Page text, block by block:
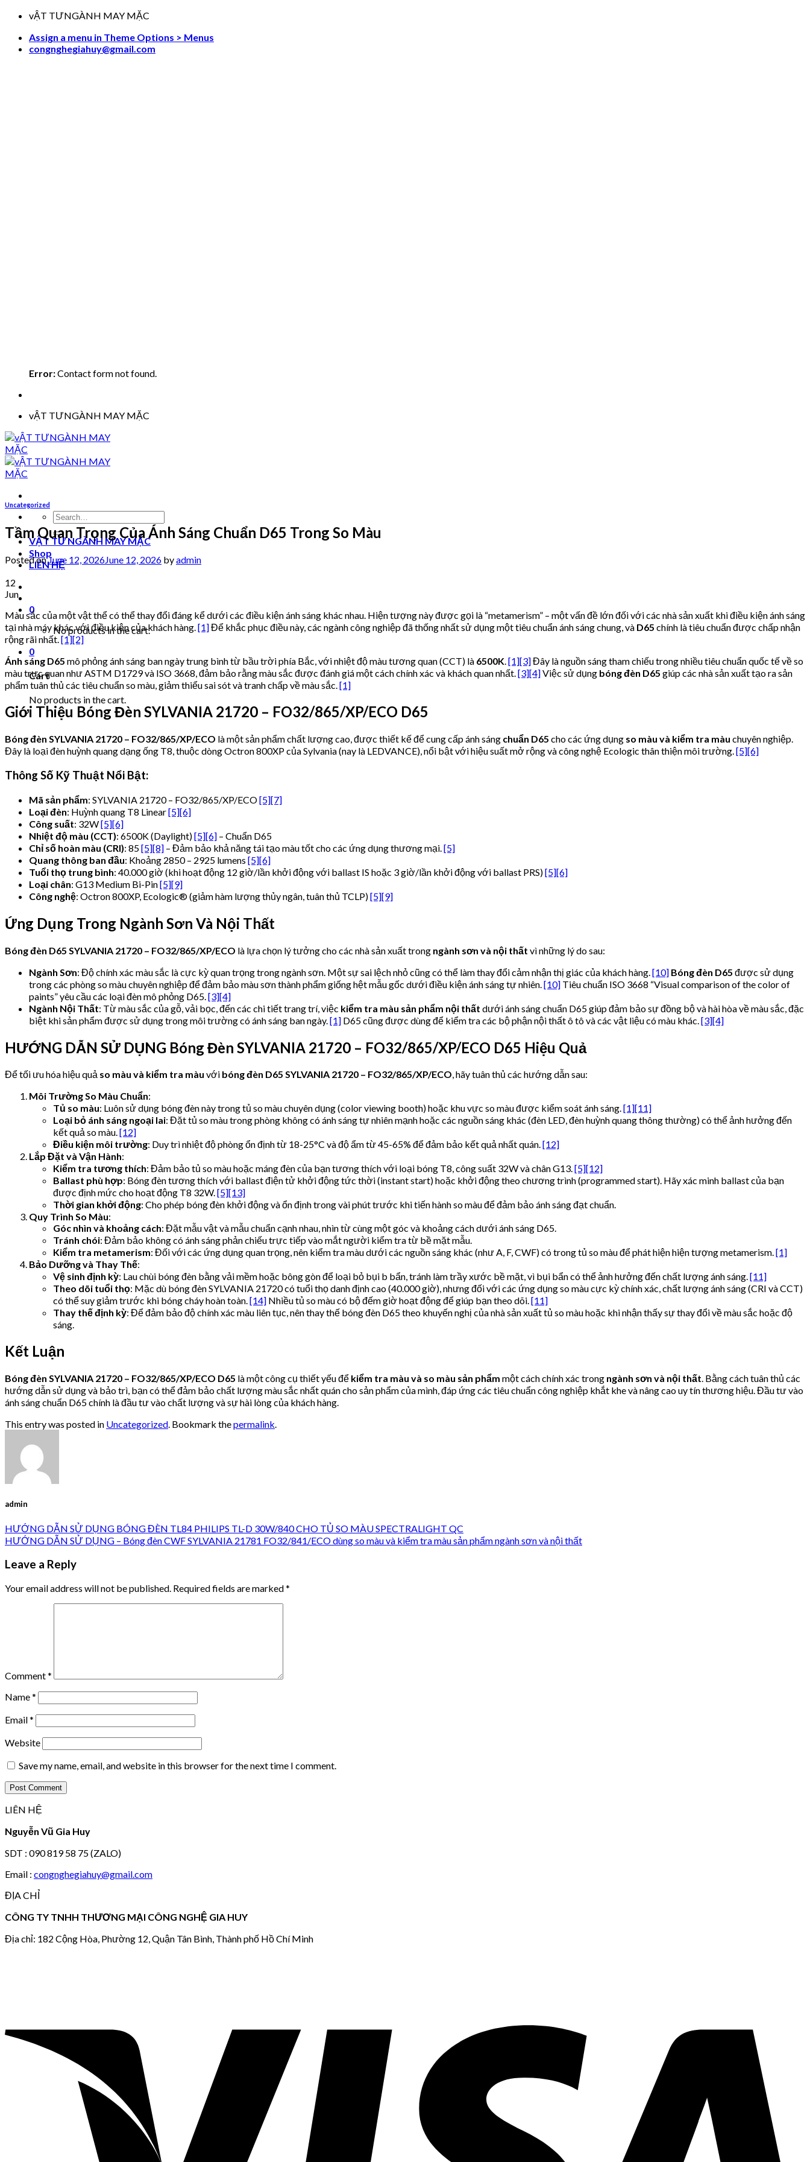
Skip
content
vẬT TƯNGÀNH MAY MẶC
Assign a menu in Theme Options > Menus
congnghegiahuy@gmail.com
Error:Contact form not found.
vẬT TƯNGÀNH MAY MẶC
Search
for:
VẬT TƯ NGÀNH MAY MẶC
Shop
LIÊN HỆ
0
No products in the cart.
0
Cart
No products in the cart.
Uncategorized
Tầm Quan Trọng Của Ánh Sáng Chuẩn D65 Trong So Màu
Posted onJune 12, 2026June 12, 2026 byadmin
12
Jun
Màu sắc của một vật thể có thể thay đổi đáng kể dưới các điều kiện ánh sáng khác nhau. Hiện tượng này được gọi là “metamerism” – một vấn đề lớn đối với các nhà sản xuất khi điều kiện ánh sáng
tại nhà máy khác với điều kiện của khách hàng. [1]Để khắc phục điều này, các ngành công nghiệp đã thống nhất sử dụng một tiêu chuẩn ánh sáng chung, và D65 chính là tiêu chuẩn được chấp nhận
rộng rãi nhất. [1][2]
Ánh sáng D65 mô phỏng ánh sáng ban ngày trung bình từ bầu trời phía Bắc, với nhiệt độ màu tương quan (CCT) là 6500K [1][3]Đây là nguồn sáng tham chiếu trong nhiều tiêu chuẩn quốc tế về so
màu trực quan như ASTM D1729 và ISO 3668, đảm bảo rằng màu sắc được đánh giá một cách chính xác và khách quan nhất. [3][4]Việc sử dụng bóng đèn D65 giúp các nhà sản xuất tạo ra sản
phẩm tuân thủ các tiêu chuẩn so màu, giảm thiểu sai sót và tranh chấp về màu sắc. [1]
Giới Thiệu Bóng Đèn SYLVANIA 21720 – FO32/865/XP/ECO D65
Bóng đèn SYLVANIA 21720 – FO32/865/XP/ECO là một sản phẩm chất lượng cao, được thiết kế để cung cấp ánh sáng chuẩn D65 cho các ứng dụng so màu và kiểm tra màu chuyên nghiệp.
Đây là loại đèn huỳnh quang dạng ống T8, thuộc dòng Octron 800XP của Sylvania (nay là LEDVANCE), nổi bật với hiệu suất mở rộng và công nghệ Ecologic thân thiện môi trường.[5][6]
Thông Số Kỹ Thuật Nổi Bật:
Mã sản phẩm: SYLVANIA 21720 – FO32/865/XP/ECO[5][7]
Loại đèn: Huỳnh quang T8 Linear[5][6]
Công suất: 32W[5][6]
Nhiệt độ màu (CCT): 6500K (Daylight)[5][6] – Chuẩn D65
Chỉ số hoàn màu (CRI): 85[5][8] – Đảm bảo khả năng tái tạo màu tốt cho các ứng dụng thương mại.[5]
Quang thông ban đầu: Khoảng 2850 – 2925 lumens [5][6]
Tuổi thọ trung bình: 40.000 giờ (khi hoạt động 12 giờ/lần khởi động với ballast IS hoặc 3 giờ/lần khởi động với ballast PRS)[5][6]
Loại chân: G13 Medium Bi-Pin[5][9]
Công nghệ: Octron 800XP, Ecologic® (giảm hàm lượng thủy ngân, tuân thủ TCLP)[5][9]
Ứng Dụng Trong Ngành Sơn Và Nội Thất
Bóng đèn D65 SYLVANIA 21720 – FO32/865/XP/ECO là lựa chọn lý tưởng cho các nhà sản xuất trong ngành sơn và nội thất vì những lý do sau:
Ngành Sơn: Độ chính xác màu sắc là cực kỳ quan trọng trong ngành sơn. Một sự sai lệch nhỏ cũng có thể làm thay đổi cảm nhận thị giác của khách hàng. [10] Bóng đèn D65 được sử dụng
trong các phòng so màu chuyên nghiệp để đảm bảo màu sơn thành phẩm giống hệt mẫu gốc dưới điều kiện ánh sáng tự nhiên. [10] Tiêu chuẩn ISO 3668 “Visual comparison of the color of
paints” yêu cầu các loại đèn mô phỏng D65. [3][4]
Ngành Nội Thất: Từ màu sắc của gỗ, vải bọc, đến các chi tiết trang trí, việc kiểm tra màu sản phẩm nội thất dưới ánh sáng chuẩn D65 giúp đảm bảo sự đồng bộ và hài hòa về màu sắc, đặc
biệt khi sản phẩm được sử dụng trong môi trường có ánh sáng ban ngày. [1] D65 cũng được dùng để kiểm tra các bộ phận nội thất ô tô và các vật liệu có màu khác. [3][4]
HƯỚNG DẪN SỬ DỤNG Bóng Đèn SYLVANIA 21720 – FO32/865/XP/ECO D65 Hiệu Quả
Để tối ưu hóa hiệu quả so màu và kiểm tra màu với bóng đèn D65 SYLVANIA 21720 – FO32/865/XP/ECO, hãy tuân thủ các hướng dẫn sau:
Môi Trường So Màu Chuẩn:
Tủ so màu: Luôn sử dụng bóng đèn này trong tủ so màu chuyên dụng (color viewing booth) hoặc khu vực so màu được kiểm soát ánh sáng.[1][11]
Loại bỏ ánh sáng ngoại lai: Đặt tủ so màu trong phòng không có ánh sáng tự nhiên mạnh hoặc các nguồn sáng khác (đèn LED, đèn huỳnh quang thông thường) có thể ảnh hưởng đến
kết quả so màu.[12]
Điều kiện môi trường: Duy trì nhiệt độ phòng ổn định từ 18-25°C và độ ẩm từ 45-65% để đảm bảo kết quả nhất quán.[12]
Lắp Đặt và Vận Hành:
Kiểm tra tương thích: Đảm bảo tủ so màu hoặc máng đèn của bạn tương thích với loại bóng T8, công suất 32W và chân G13.[5][12]
Ballast phù hợp: Bóng đèn tương thích với ballast điện tử khởi động tức thời (instant start) hoặc khởi động theo chương trình (programmed start). Hãy xác minh ballast của bạn
được định mức cho hoạt động T8 32W.[5][13]
Thời gian khởi động: Cho phép bóng đèn khởi động và ổn định trong vài phút trước khi tiến hành so màu để đảm bảo ánh sáng đạt chuẩn.
Quy Trình So Màu:
Góc nhìn và khoảng cách: Đặt mẫu vật và mẫu chuẩn cạnh nhau, nhìn từ cùng một góc và khoảng cách dưới ánh sáng D65.
Tránh chói: Đảm bảo không có ánh sáng phản chiếu trực tiếp vào mắt người kiểm tra từ bề mặt mẫu.
Kiểm tra metamerism: Đối với các ứng dụng quan trọng, nên kiểm tra màu dưới các nguồn sáng khác (như A, F, CWF) có trong tủ so màu để phát hiện hiện tượng metamerism.[1]
Bảo Dưỡng và Thay Thế:
Vệ sinh định kỳ: Lau chùi bóng đèn bằng vải mềm hoặc bông gòn để loại bỏ bụi b bẩn, tránh làm trầy xước bề mặt, vì bụi bẩn có thể ảnh hưởng đến chất lượng ánh sáng.[11]
Theo dõi tuổi thọ: Mặc dù bóng đèn SYLVANIA 21720 có tuổi thọ danh định cao (40.000 giờ), nhưng đối với các ứng dụng so màu cực kỳ chính xác, chất lượng ánh sáng (CRI và CCT)
có thể suy giảm trước khi bóng cháy hoàn toàn.[14] Nhiều tủ so màu có bộ đếm giờ hoạt động để giúp bạn theo dõi.[11]
Thay thế định kỳ: Để đảm bảo độ chính xác màu liên tục, nên thay thế bóng đèn D65 theo khuyến nghị của nhà sản xuất tủ so màu hoặc khi nhận thấy sự thay đổi về màu sắc hoặc độ
sáng.
Kết Luận
Bóng đèn SYLVANIA 21720 – FO32/865/XP/ECO D65 là một công cụ thiết yếu để kiểm tra màu và so màu sản phẩm một cách chính xác trong ngành sơn và nội thất. Bằng cách tuân thủ các
hướng dẫn sử dụng và bảo trì, bạn có thể đảm bảo chất lượng màu sắc nhất quán cho sản phẩm của mình, đáp ứng các tiêu chuẩn công nghiệp khắt khe và nâng cao uy tín thương hiệu. Đầu tư vào
ánh sáng chuẩn D65 chính là đầu tư vào chất lượng và sự hài lòng của khách hàng.
This entry was posted in Uncategorized. Bookmark thepermalink.
admin
HƯỚNG DẪN SỬ DỤNG BÓNG ĐÈN TL84 PHILIPS TL-D 30W/840 CHO TỦ SO MÀU SPECTRALIGHT QC
HƯỚNG DẪN SỬ DỤNG – Bóng đèn CWF SYLVANIA 21781 FO32/841/ECO dùng so màu và kiểm tra màu sản phẩm ngành sơn và nội thất
Leave a Reply
Your email address will not be published. Required fields are marked*
Comment*
Name*
Email*
Website
Save my name, email, and website in this browser for the next time I comment.
LIÊN HỆ
Nguyễn Vũ Gia Huy
SDT : 090 819 58 75 (ZALO)
Email : congnghegiahuy@gmail.com
ĐỊA CHỈ
CÔNG TY TNHH THƯƠNG MẠI CÔNG NGHỆ GIA HUY
Địa chỉ: 182 Cộng Hòa, Phường 12, Quận Tân Bình, Thành phố Hồ Chí Minh